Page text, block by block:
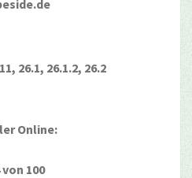
26.1, 26.1.2, 26.2
Online:
von 100